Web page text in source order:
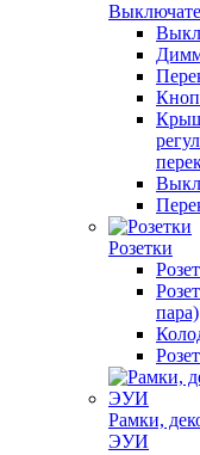
Розетки
пара)
Рамки,
ЭУИ